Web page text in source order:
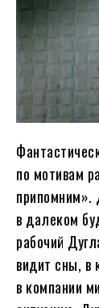
по мотивам
припомним».
в далеком
рабочий
видит сны, в
в компании